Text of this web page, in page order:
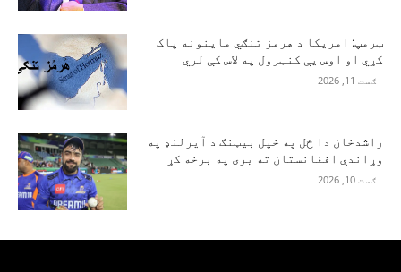
ټرمپ: امریکا د هرمز تنګي ماینونه پاک
کړي او اوس یې کنټرول په لاس کې لري
اګست 11, 2026
راشدخان دا ځل په خپل بیټنګ د آیرلنډ په
وړاندې افغانستان ته بری په برخه کړ
اګست 10, 2026